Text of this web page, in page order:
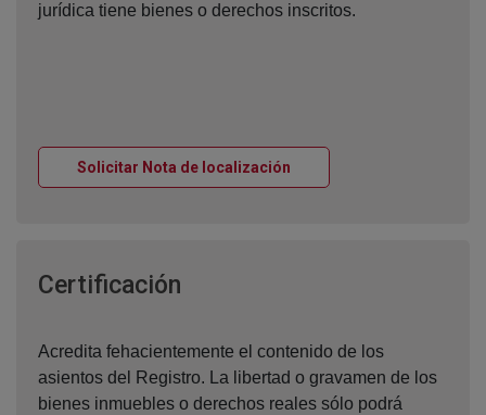
jurídica tiene bienes o derechos inscritos.
Solicitar Nota de localización
Certificación
Acredita fehacientemente el contenido de los
asientos del Registro. La libertad o gravamen de los
bienes inmuebles o derechos reales sólo podrá